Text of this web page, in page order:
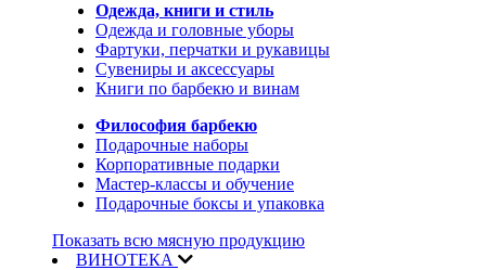
Одежда, книги и стиль
Одежда и головные уборы
Фартуки, перчатки и рукавицы
Сувениры и аксессуары
Книги по барбекю и винам
Философия барбекю
Подарочные наборы
Корпоративные подарки
Мастер-классы и обучение
Подарочные боксы и упаковка
Показать всю мясную продукцию
ВИНОТЕКА